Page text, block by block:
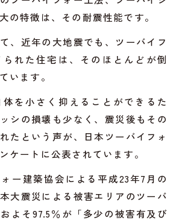
の特徴は、その耐震性能です。
、近年の大地震でも、ツーバイフ
れた住宅は、そのほとんどが倒
います。
を小さく抑えることができるた
シの損壊も少なく、震災後もその
たという声が、日本ツーバイフォ
ケートに公表されています。
ー建築協会による平成23年7月の
大震災による被害エリアのツーバ
よそ97.5％が「多少の被害有及び